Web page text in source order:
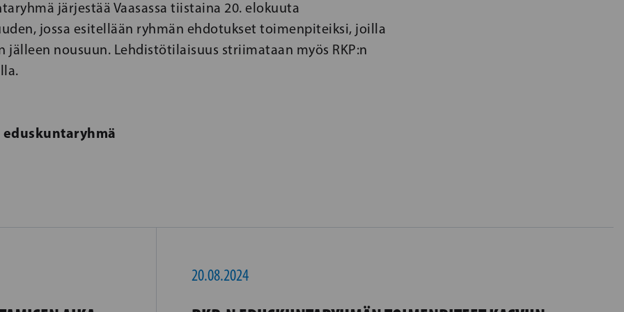
järjestää Vaasassa tiistaina 20. elokuuta
jossa esitellään ryhmän ehdotukset toimenpiteiksi, joilla
jälleen nousuun. Lehdistötilaisuus striimataan myös RKP:n
20.08.2024